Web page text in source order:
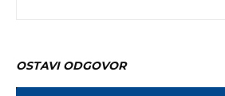
OSTAVI ODGOVOR